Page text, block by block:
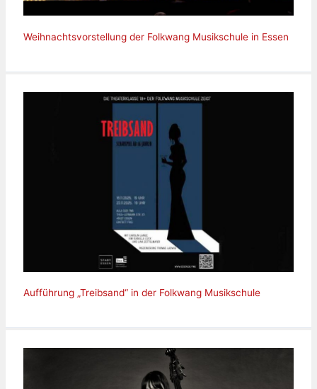
Weihnachtsvorstellung der Folkwang Musikschule in Essen
Aufführung „Treibsand“ in der Folkwang Musikschule